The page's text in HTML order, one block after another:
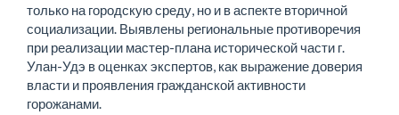
только на городскую среду, но и в аспекте вторичной
социализации. Выявлены региональные противоречия
при реализации мастер-плана исторической части г.
Улан-Удэ в оценках экспертов, как выражение доверия
власти и проявления гражданской активности
горожанами.